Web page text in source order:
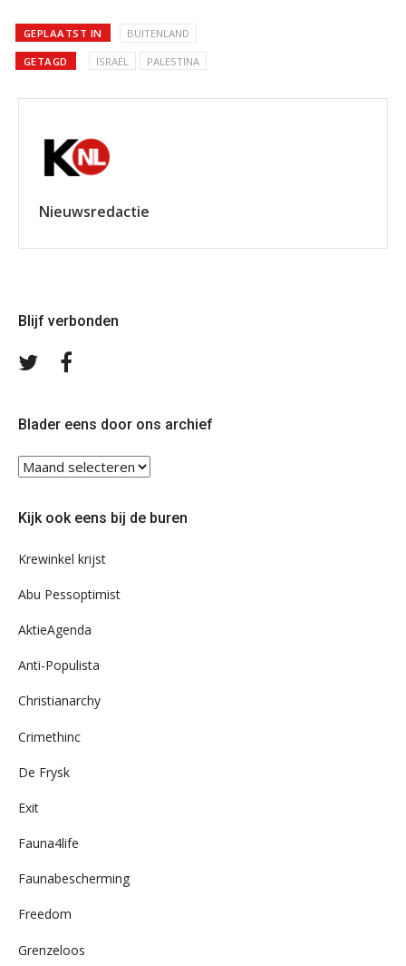
GEPLAATST IN BUITENLAND
GETAGD ISRAËL PALESTINA
Nieuwsredactie
Blijf verbonden
Volg
Blader eens door ons archief
Blader
eens
ons
Kijk ook eens bij de buren
Krewinkel krijst
Abu Pessoptimist
AktieAgenda
Anti-Populista
Christianarchy
Crimethinc
De Frysk
Exit
Fauna4life
Faunabescherming
Freedom
Grenzeloos